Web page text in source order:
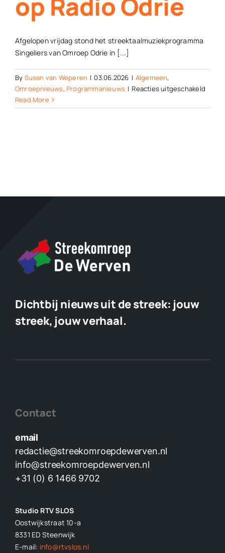
Afgelopen vrijdag stond het streektaalmuziekprogramma
Singeliers van Omroep Odrie in [...]
By Susan van Weperen | 03.06.2026 | Algemeen,
Omroepnieuws, Programmanieuws | Reacties uitgeschakeldvoor
viert
Read More
Dichtbij nieuws uit de streek: jouw
streek, jouw verhaal.
Contact
email
redactie@streekomroepdewerven.nl
info@streekomroepdewerven.nl
+31 (0) 6 1466 9702
Studio RTV SLOS
Oostwijkstraat 10-a
8331 ED Steenwijk
E-mail: info@rtvslos.nl